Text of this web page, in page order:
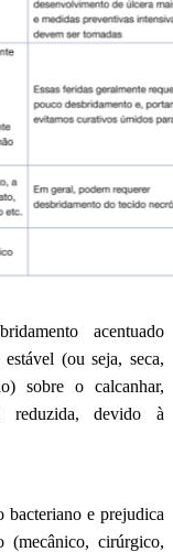
acentuado
(ou seja, seca,
sobre o calcanhar,
reduzida, devido à
e prejudica
(mecânico, cirúrgico,